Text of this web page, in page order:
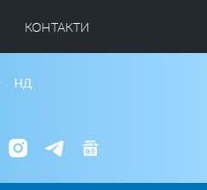
КОНТАКТИ
НД